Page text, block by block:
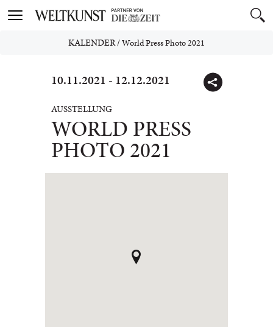
Toggle
KALENDER/World Press Photo 2021
10.11.2021 - 12.12.2021
AUSSTELLUNG
WORLD PRESS
PHOTO 2021